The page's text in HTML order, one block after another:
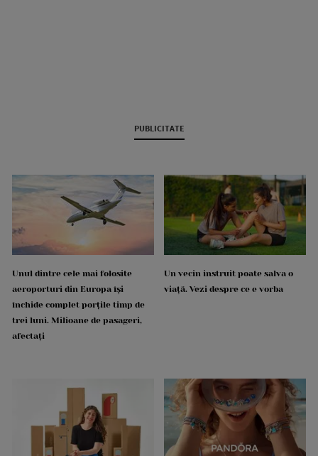
PUBLICITATE
Unul dintre cele mai folosite
aeroporturi din Europa își
închide complet porțile timp de
trei luni. Milioane de pasageri,
afectați
Un vecin instruit poate salva o
viață. Vezi despre ce e vorba